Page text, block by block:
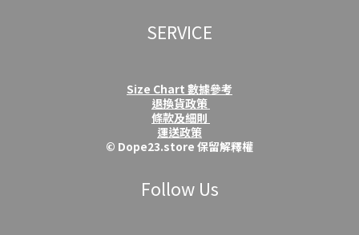
SERVICE
Size Chart 數據參考
退換貨政策
條款及細則
運送政策
© Dope23.store 保留解釋權
Follow Us